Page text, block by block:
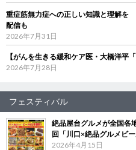
重症筋無力症への正しい知識と理解を
配信も
2026年7月31日
【がんを生きる緩和ケア医・大橋洋平
2026年7月28日
フェスティバル
絶品屋台グルメが全国各
回「川口×絶品グルメビ
2026年4月15日